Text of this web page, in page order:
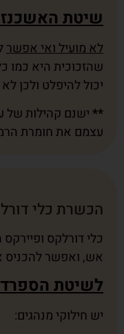
שיטת
לא מועיל ואי אפשר
שהזכוכית היא כמו
יכול להיפלט ולכן לא
**ישנם קהילות של
עצמם את חומרת
הכשרת כלי
כלי דורלקס
אש, ואפשר להכניס
לשיטת
יש חילוקי מנהגים: